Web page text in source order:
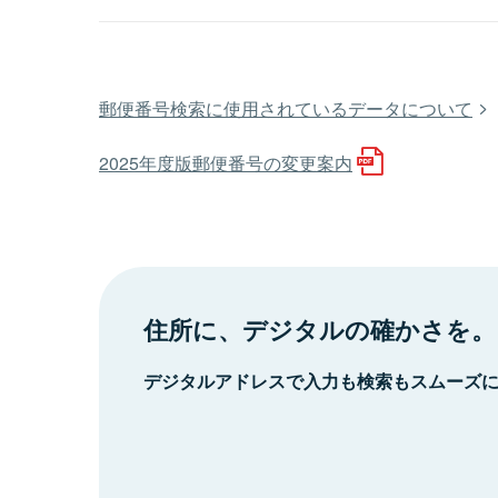
郵便番号検索に使用されているデータについて
2025年度版郵便番号の変更案内
住所に、デジタルの確かさを。
デジタルアドレスで入力も検索もスムーズ